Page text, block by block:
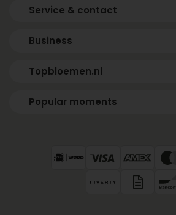
Service & contact
Business
Topbloemen.nl
Popular moments